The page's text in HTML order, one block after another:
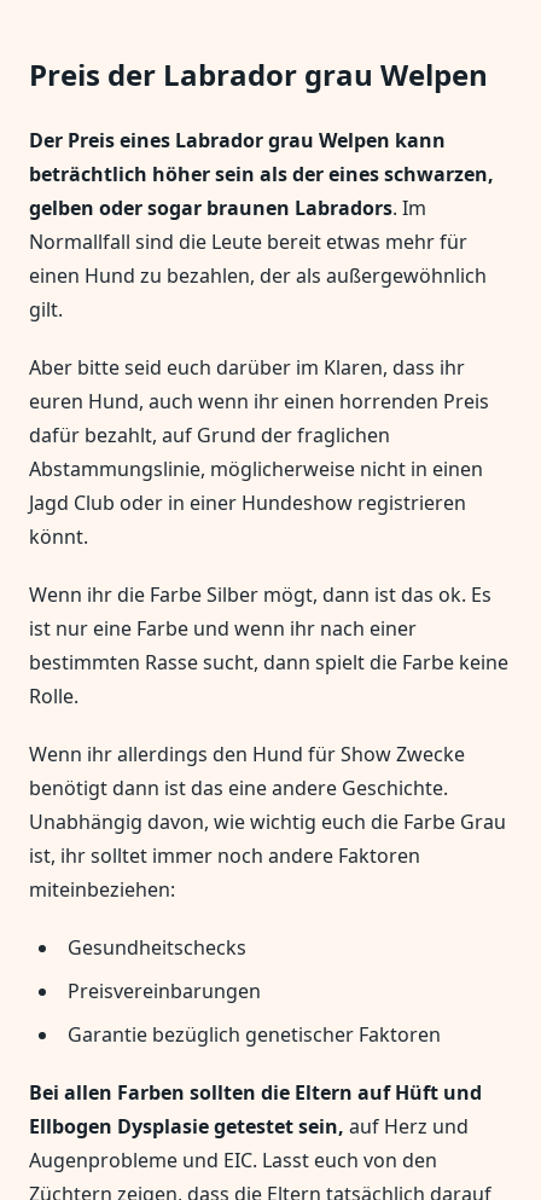
Preis der Labrador grau Welpen
Der Preis eines Labrador grau Welpen kann
beträchtlich höher sein als der eines schwarzen,
gelben oder sogar braunen Labradors. Im
Normallfall sind die Leute bereit etwas mehr für
einen Hund zu bezahlen, der als außergewöhnlich
gilt.
Aber bitte seid euch darüber im Klaren, dass ihr
euren Hund, auch wenn ihr einen horrenden Preis
dafür bezahlt, auf Grund der fraglichen
Abstammungslinie, möglicherweise nicht in einen
Jagd Club oder in einer Hundeshow registrieren
könnt.
Wenn ihr die Farbe Silber mögt, dann ist das ok. Es
ist nur eine Farbe und wenn ihr nach einer
bestimmten Rasse sucht, dann spielt die Farbe keine
Rolle.
Wenn ihr allerdings den Hund für Show Zwecke
benötigt dann ist das eine andere Geschichte.
Unabhängig davon, wie wichtig euch die Farbe Grau
ist, ihr solltet immer noch andere Faktoren
miteinbeziehen:
Gesundheitschecks
Preisvereinbarungen
Garantie bezüglich genetischer Faktoren
Bei allen Farben sollten die Eltern auf Hüft und
Ellbogen Dysplasie getestet sein, auf Herz und
Augenprobleme und EIC. Lasst euch von den
Züchtern zeigen, dass die Eltern tatsächlich darauf